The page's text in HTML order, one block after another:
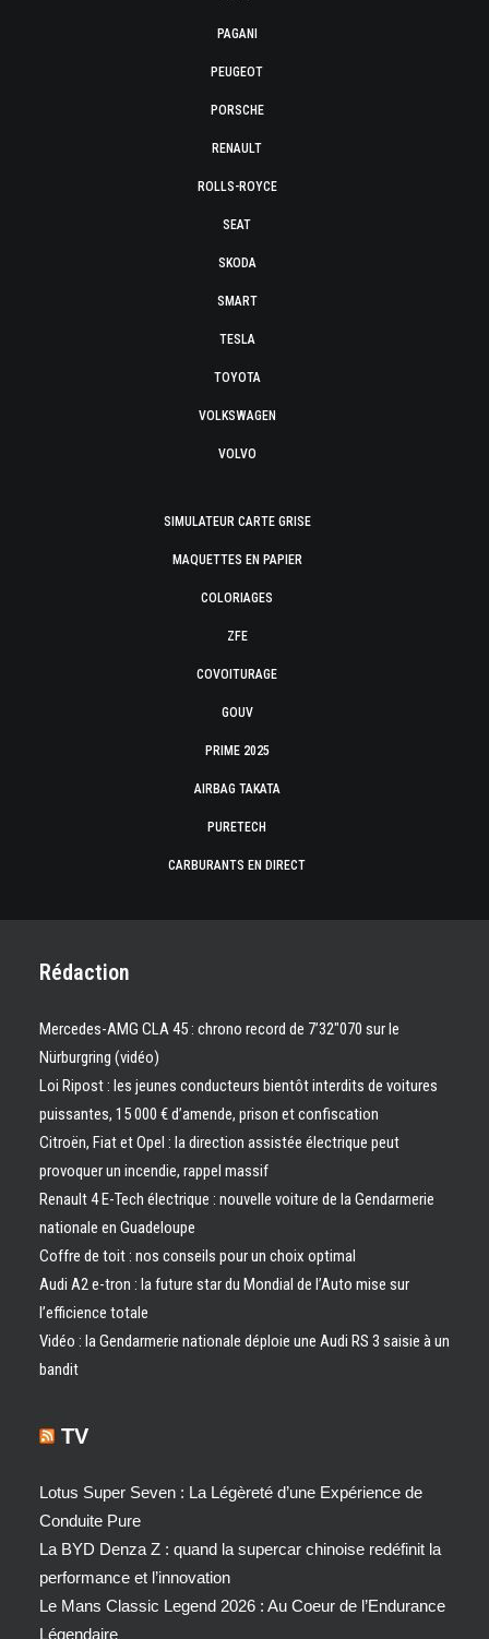
PAGANI
PEUGEOT
PORSCHE
RENAULT
ROLLS-ROYCE
SEAT
SKODA
SMART
TESLA
TOYOTA
VOLKSWAGEN
VOLVO
SIMULATEUR CARTE GRISE
MAQUETTES EN PAPIER
COLORIAGES
ZFE
COVOITURAGE
GOUV
PRIME 2025
AIRBAG TAKATA
PURETECH
CARBURANTS EN DIRECT
Rédaction
Mercedes-AMG CLA 45 : chrono record de 7’32″070 sur le
Nürburgring (vidéo)
Loi Ripost : les jeunes conducteurs bientôt interdits de voitures
puissantes, 15 000 € d’amende, prison et confiscation
Citroën, Fiat et Opel : la direction assistée électrique peut
provoquer un incendie, rappel massif
Renault 4 E-Tech électrique : nouvelle voiture de la Gendarmerie
nationale en Guadeloupe
Coffre de toit : nos conseils pour un choix optimal
Audi A2 e-tron : la future star du Mondial de l’Auto mise sur
l’efficience totale
Vidéo : la Gendarmerie nationale déploie une Audi RS 3 saisie à un
bandit
TV
Lotus Super Seven : La Légèreté d’une Expérience de
Conduite Pure
La BYD Denza Z : quand la supercar chinoise redéfinit la
performance et l’innovation
Le Mans Classic Legend 2026 : Au Coeur de l’Endurance
Légendaire